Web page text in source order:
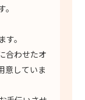
。
合わせたオ
意していま